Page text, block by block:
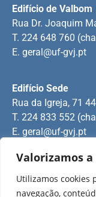
Valorizamos
Utilizamos cookies
navegação,
Rua Manuel Pinto
Edifício Sede
Rua da Igreja, 71
T. 224 833 552
E. geral@uf-gvj.pt
Edifício de Valbom
Rua Dr. Joaquim
T. 224 648 760
E. geral@uf-gvj.pt